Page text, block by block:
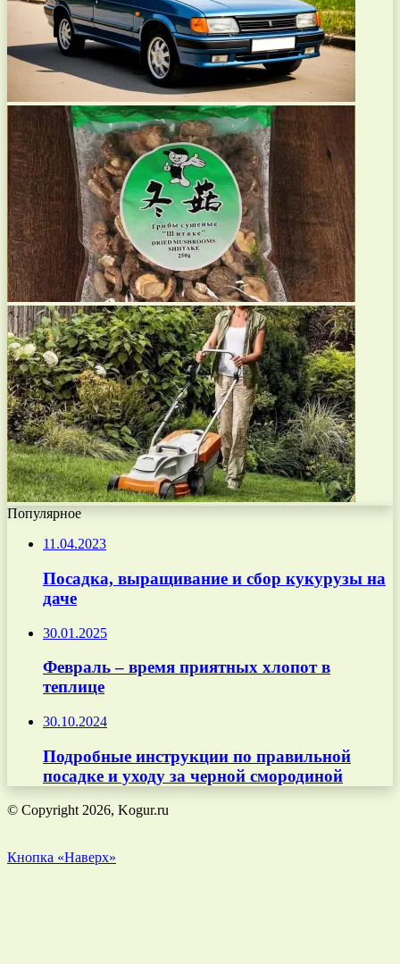
Популярное
11.04.2023
Посадка, выращивание и сбор кукурузы на
даче
30.01.2025
Февраль – время приятных хлопот в
теплице
30.10.2024
Подробные инструкции по правильной
посадке и уходу за черной смородиной
© Copyright 2026, Kogur.ru
Кнопка «Наверх»